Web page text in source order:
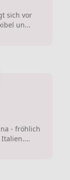
sich vor
un...
- fröhlich